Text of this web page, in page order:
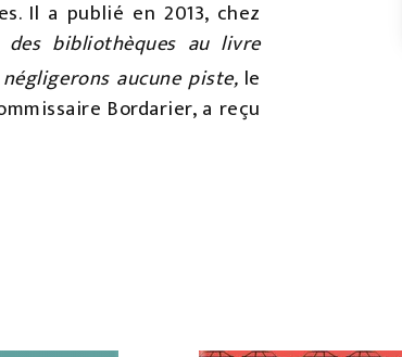
Il a publié en 2013, chez
des bibliothèques au livre
aucune piste, le
Bordarier, a reçu